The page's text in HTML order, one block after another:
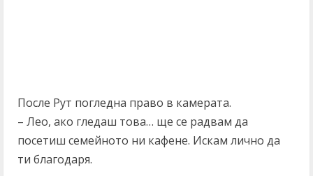
После Рут погледна право в камерата.
– Лео, ако гледаш това… ще се радвам да
посетиш семейното ни кафене. Искам лично да
ти благодаря.